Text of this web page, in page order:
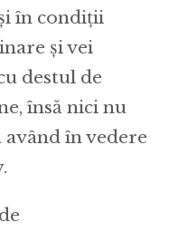
în condiții
și vei
destul de
însă nici nu
având în vedere